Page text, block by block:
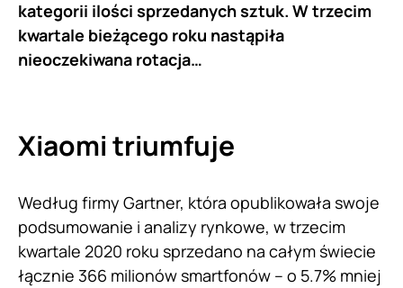
kategorii ilości sprzedanych sztuk. W trzecim
kwartale bieżącego roku nastąpiła
nieoczekiwana rotacja…
Xiaomi triumfuje
Według firmy Gartner, która opublikowała swoje
podsumowanie i analizy rynkowe, w trzecim
kwartale 2020 roku sprzedano na całym świecie
łącznie 366 milionów smartfonów – o 5.7% mniej